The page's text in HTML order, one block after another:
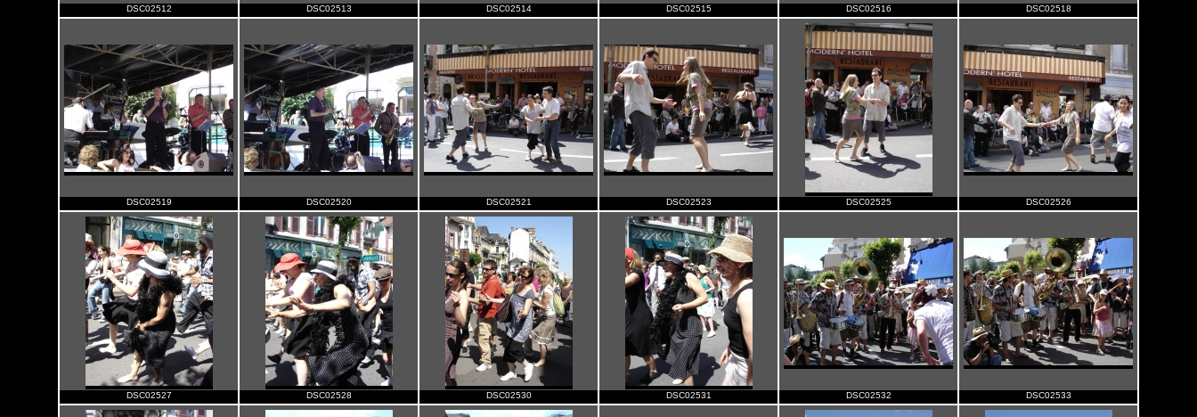
DSC02512 DSC02513 DSC02514 DSC02515 DSC02516 DSC02518
DSC02519 DSC02520 DSC02521 DSC02523 DSC02525 DSC02526
DSC02527 DSC02528 DSC02530 DSC02531 DSC02532 DSC02533